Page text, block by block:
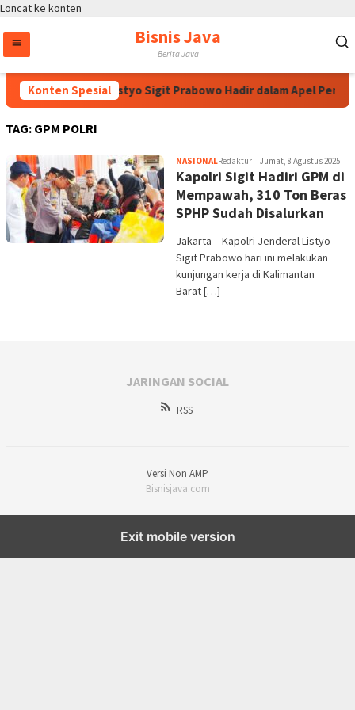
Loncat ke konten
Bisnis Java
Berita Java
Konten Spesial
Kapolri Jenderal Listyo Sigit Prabowo Hadir dalam Apel
TAG: GPM POLRI
NASIONALRedaktur Jumat, 8 Agustus 2025
Kapolri Sigit Hadiri GPM di
Mempawah, 310 Ton Beras
SPHP Sudah Disalurkan
Jakarta – Kapolri Jenderal Listyo
Sigit Prabowo hari ini melakukan
kunjungan kerja di Kalimantan
Barat […]
JARINGAN SOCIAL
RSS
Versi Non AMP
Bisnisjava.com
Exit mobile version